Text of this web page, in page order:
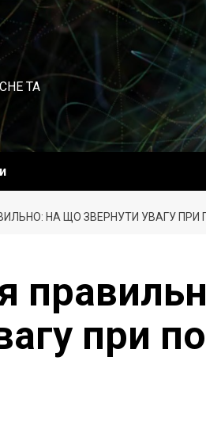
ТА
НА ЩО ЗВЕРНУТИ УВАГУ ПРИ
при